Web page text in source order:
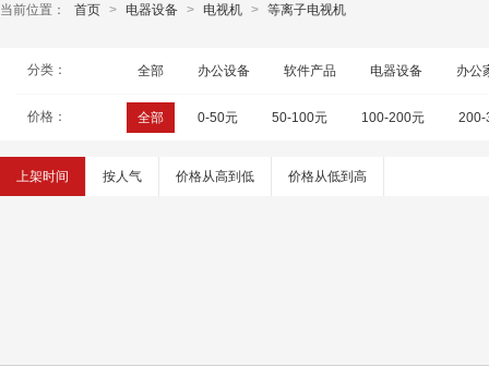
当前位置： 首页 > 电器设备 > 电视机 > 等离子电视机
分类： 全部 办公设备 软件产品 电器设备 办公
价格： 全部 0-50元 50-100元 100-200元 200-
上架时间 按人气 价格从高到低 价格从低到高